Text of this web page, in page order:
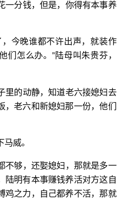
一分钱，但是，你得有本事养
今晚谁都不许出声，就装作
们怎么办。”陆母叫朱贵芬，
里的动静，知道老六接媳妇去
，老六和新媳妇那一份，他们
威。
不够，还娶媳妇，那就是多一
陆明有本事赚钱养活对方这自
鸡之力，自己都养不活，那就